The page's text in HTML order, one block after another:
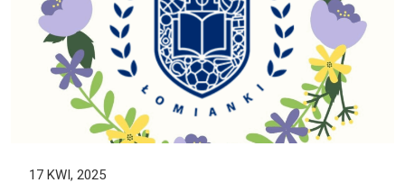
17 KWI, 2025